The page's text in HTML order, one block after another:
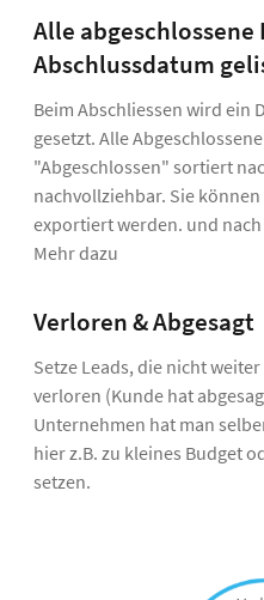
Alle abgeschlossene
Abschlussdatum
Beim Abschliessen wird ein
gesetzt. Alle
"Abgeschlossen" sortiert
nachvollziehbar. Sie
exportiert werden. und
Mehr dazu
Verloren & Abgesagt
Setze Leads, die nicht
verloren (Kunde hat
Unternehmen hat man
hier z.B. zu kleines Budget
setzen.